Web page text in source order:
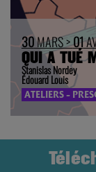
30MARS >01
QUI A TUÉ
Stanislas Nordey
Édouard Louis
ATELIERS -